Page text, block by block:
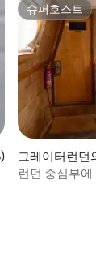
(5점 만점), 후
슈퍼호스트
슈퍼호스트
그레이터런던
런던 중심부